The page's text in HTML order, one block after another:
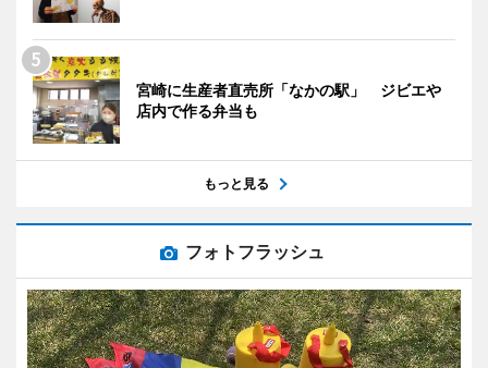
宮崎に生産者直売所「なかの駅」 ジビエや
店内で作る弁当も
もっと見る
フォトフラッシュ